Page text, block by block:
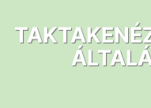
tartalomhoz